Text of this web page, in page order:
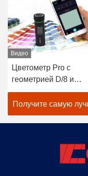
Видео
Цветометр Pro с
геометрией D/8 и
спектральным
для более точного
измерения
Получите самую